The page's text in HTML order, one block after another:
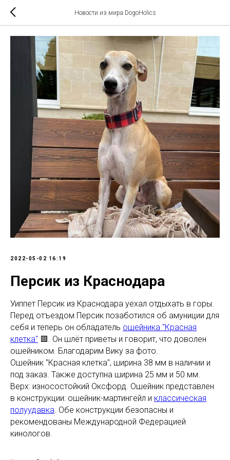
Новости из мира DogoHolics
2022-05-02 16:19
Персик из Краснодара
Уиппет Персик из Краснодара уехал отдыхать в горы.
Перед отъездом Персик позаботился об амуниции для
себя и теперь он обладатель ошейника "Красная
клетка" 🟥. Он шлёт приветы и говорит, что доволен
ошейником. Благодарим Вику за фото.
Ошейник "Красная клетка", ширина 38 мм в наличии и
под заказ. Также доступна ширина 25 мм и 50 мм.
Верх: износостойкий Оксфорд. Ошейник представлен
в конструкции: ошейник-мартингейл и классическая
полуудавка. Обе конструкции безопасны и
рекомендованы Международной Федерацией
кинологов.